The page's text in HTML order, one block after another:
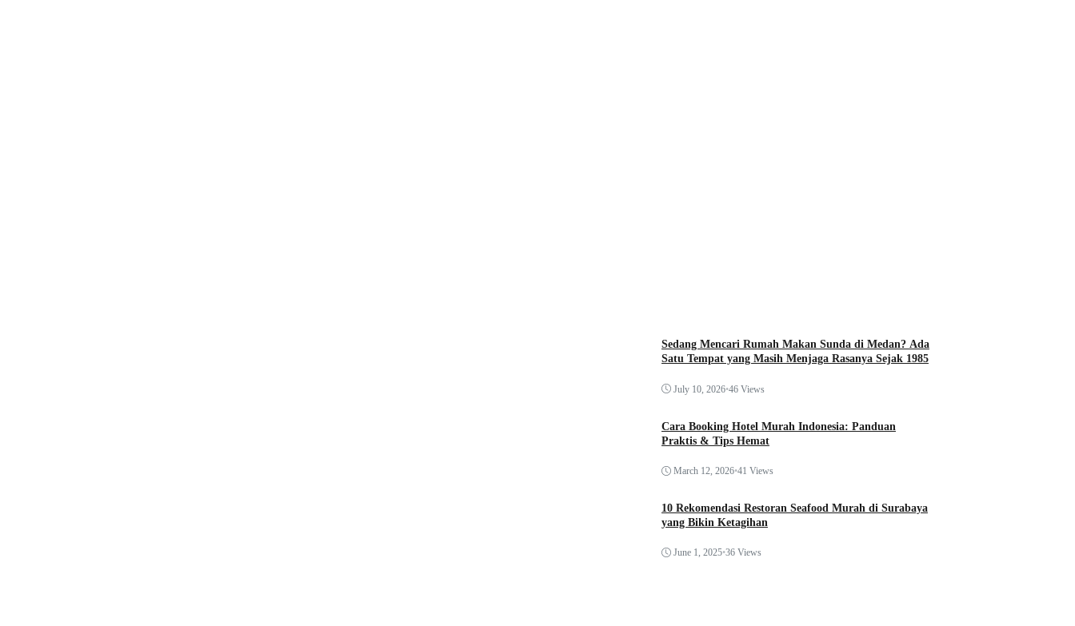
Sedang Mencari Rumah Makan Sunda di Medan? Ada
Satu Tempat yang Masih Menjaga Rasanya Sejak 1985
July 10, 2026•46 Views
Cara Booking Hotel Murah Indonesia: Panduan
Praktis & Tips Hemat
March 12, 2026•41 Views
10 Rekomendasi Restoran Seafood Murah di Surabaya
yang Bikin Ketagihan
June 1, 2025•36 Views